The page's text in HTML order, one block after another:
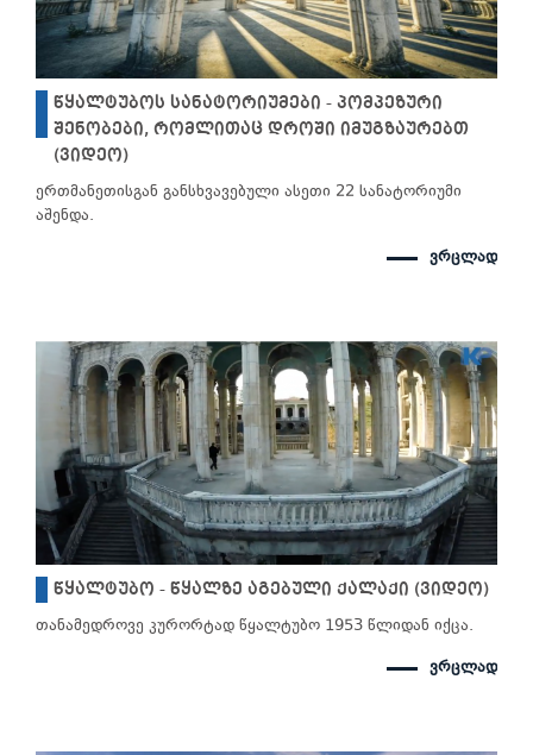
წყალტუბოს სანატორიუმები - პომპეზური
შენობები, რომლითაც დროში იმუგზაურებთ
(ვიდეო)
ერთმანეთისგან განსხვავებული ასეთი 22 სანატორიუმი
აშენდა.
ვრცლად
წყალტუბო - წყალზე აგებული ქალაქი (ვიდეო)
თანამედროვე კურორტად წყალტუბო 1953 წლიდან იქცა.
ვრცლად